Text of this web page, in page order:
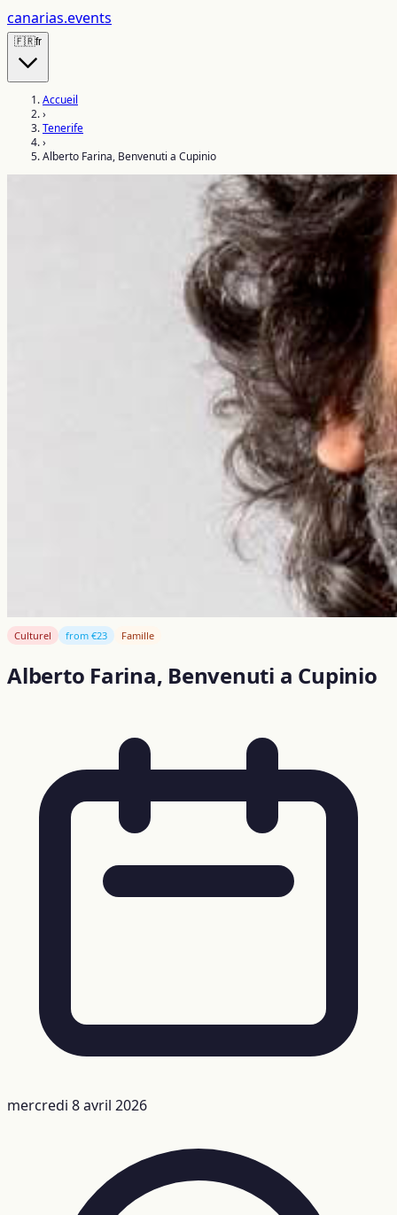
canarias.events
🇫🇷fr
Accueil
›
Tenerife
›
Alberto Farina, Benvenuti a Cupinio
Culturel from €23 Famille
Alberto Farina, Benvenuti a Cupinio
mercredi 8 avril 2026